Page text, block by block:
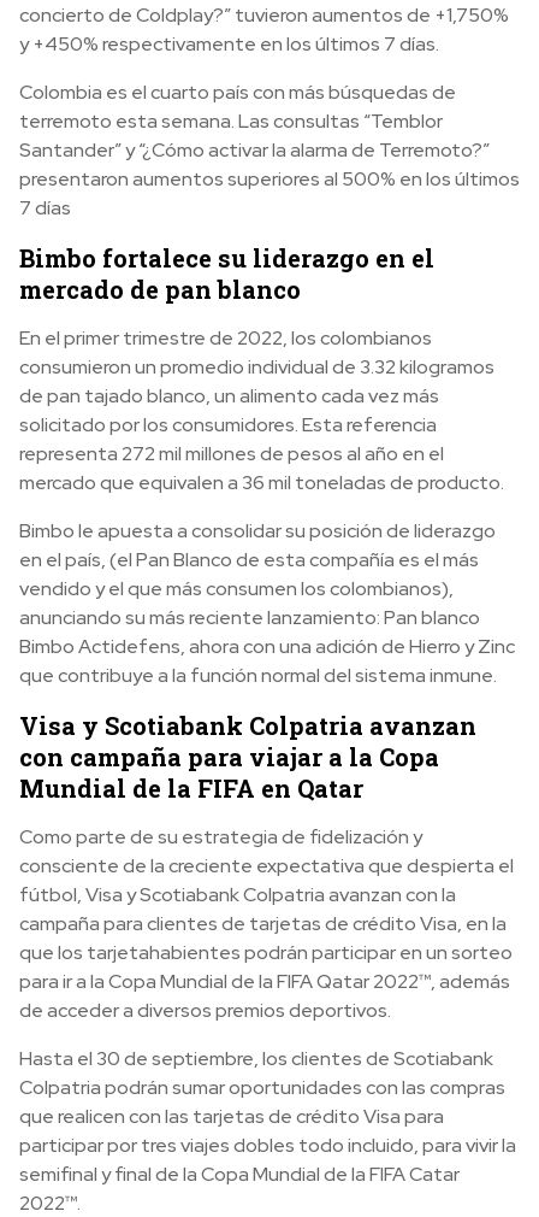
concierto de Coldplay?” tuvieron aumentos de +1,750%
y +450% respectivamente en los últimos 7 días.
Colombia es el cuarto país con más búsquedas de
terremoto esta semana. Las consultas “Temblor
Santander” y “¿Cómo activar la alarma de Terremoto?”
presentaron aumentos superiores al 500% en los últimos
7 días
Bimbo fortalece su liderazgo en el
mercado de pan blanco
En el primer trimestre de 2022, los colombianos
consumieron un promedio individual de 3.32 kilogramos
de pan tajado blanco, un alimento cada vez más
solicitado por los consumidores. Esta referencia
representa 272 mil millones de pesos al año en el
mercado que equivalen a 36 mil toneladas de producto.
Bimbo le apuesta a consolidar su posición de liderazgo
en el país, (el Pan Blanco de esta compañía es el más
vendido y el que más consumen los colombianos),
anunciando su más reciente lanzamiento: Pan blanco
Bimbo Actidefens, ahora con una adición de Hierro y Zinc
que contribuye a la función normal del sistema inmune.
Visa y Scotiabank Colpatria avanzan
con campaña para viajar a la Copa
Mundial de la FIFA en Qatar
Como parte de su estrategia de fidelización y
consciente de la creciente expectativa que despierta el
fútbol, Visa y Scotiabank Colpatria avanzan con la
campaña para clientes de tarjetas de crédito Visa, en la
que los tarjetahabientes podrán participar en un sorteo
para ir a la Copa Mundial de la FIFA Qatar 2022™, además
de acceder a diversos premios deportivos.
Hasta el 30 de septiembre, los clientes de Scotiabank
Colpatria podrán sumar oportunidades con las compras
que realicen con las tarjetas de crédito Visa para
participar por tres viajes dobles todo incluido, para vivir la
semifinal y final de la Copa Mundial de la FIFA Catar
2022™.